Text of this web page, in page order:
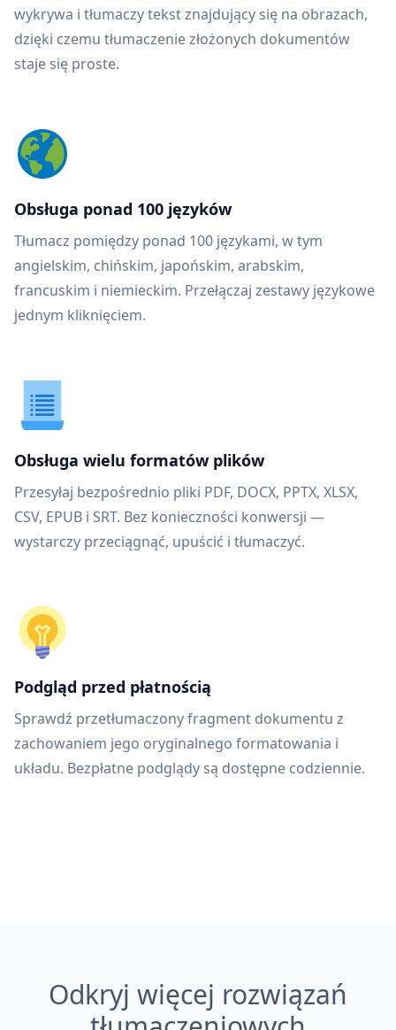
wykrywa i tłumaczy tekst znajdujący się na obrazach,
dzięki czemu tłumaczenie złożonych dokumentów
staje się proste.
Obsługa ponad 100 języków
Tłumacz pomiędzy ponad 100 językami, w tym
angielskim, chińskim, japońskim, arabskim,
francuskim i niemieckim. Przełączaj zestawy językowe
jednym kliknięciem.
Obsługa wielu formatów plików
Przesyłaj bezpośrednio pliki PDF, DOCX, PPTX, XLSX,
CSV, EPUB i SRT. Bez konieczności konwersji —
wystarczy przeciągnąć, upuścić i tłumaczyć.
Podgląd przed płatnością
Sprawdź przetłumaczony fragment dokumentu z
zachowaniem jego oryginalnego formatowania i
układu. Bezpłatne podglądy są dostępne codziennie.
Odkryj więcej rozwiązań